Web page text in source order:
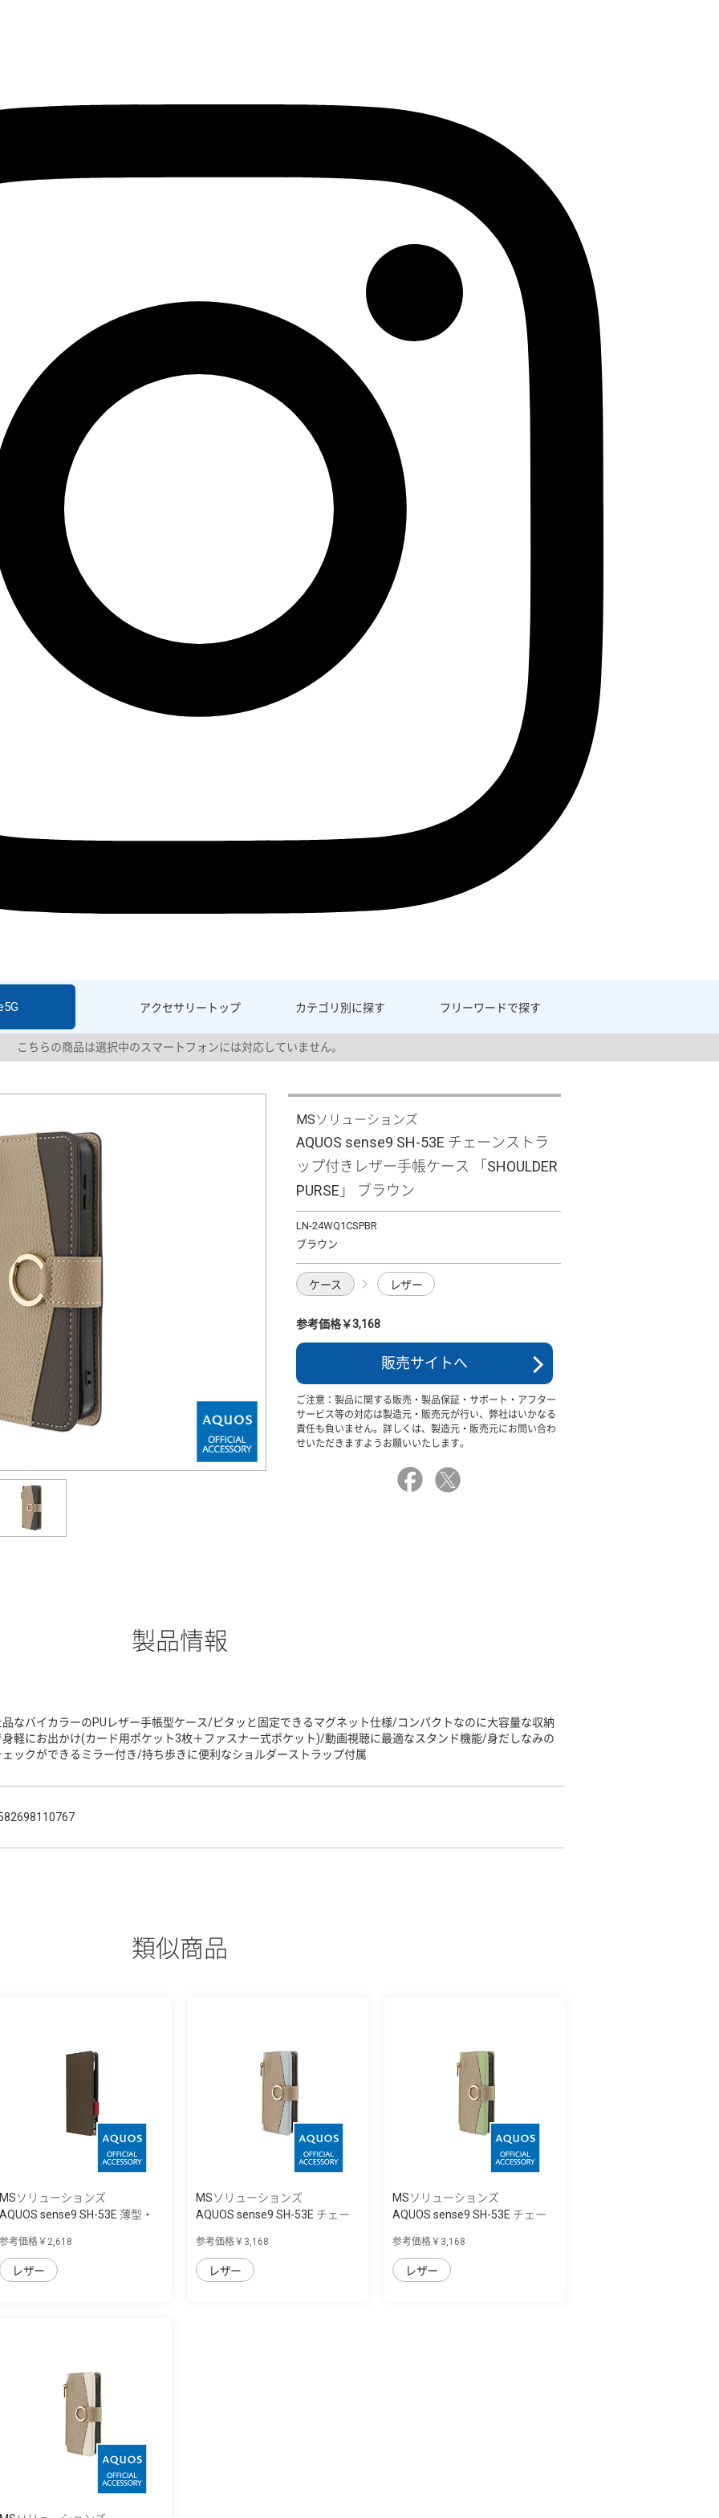
アクセサリー トップ カテゴリ別に探す フリーワードで探す
こちらの商品は選択中のスマートフォンには対応していません。
MSソリューションズ
AQUOS sense9 SH-53E チェーンストラ
ップ付きレザー手帳ケース 「SHOULDER
PURSE」 ブラウン
LN-24WQ1CSPBR
ブラウン
ケース レザー
参考価格￥3,168
販売サイトへ
ご注意：製品に関する販売・製品保証・サポート・アフター
サービス等の対応は製造元・販売元が行い、弊社はいかなる
責任も負いません。詳しくは、製造元・販売元にお問い合わ
せいただきますようお願いいたします。
製品情報
品なバイカラーのPUレザー手帳型ケース/ピタッと固定できるマグネット仕様/コンパクトなのに大容量な収納
身軽にお出かけ(カード用ポケット3枚＋ファスナー式ポケット)/動画視聴に最適なスタンド機能/身だしなみの
ェックができるミラー付き/持ち歩きに便利なショルダーストラップ付属
類似商品
MSソリューションズ
AQUOS sense9 SH-53E 薄型・
参考価格￥2,618
レザー
MSソリューションズ
AQUOS sense9 SH-53E チェー
参考価格￥3,168
レザー
MSソリューションズ
AQUOS sense9 SH-53E チェー
参考価格￥3,168
レザー